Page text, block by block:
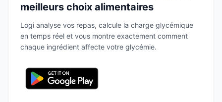
meilleurs choix alimentaires
Logi analyse vos repas, calcule la charge glycémique
en temps réel et vous montre exactement comment
chaque ingrédient affecte votre glycémie.